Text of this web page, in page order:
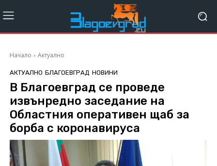
Начало Актуално
АКТУАЛНО БЛАГОЕВГРАД НОВИНИ
В Благоевград се проведе
извънредно заседание на
Областния оперативен щаб за
борба с коронавируса